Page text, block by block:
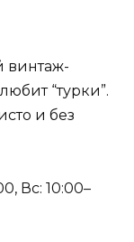
винтаж-
“турки”.
и без
Вс: 10:00–